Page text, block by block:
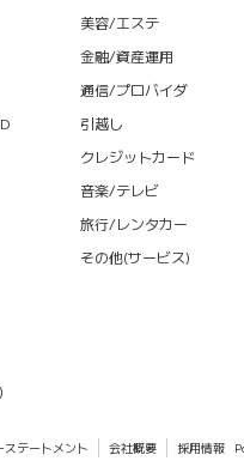
美容/エステ
金融/資産運用
通信/プロバイダ
引越し
クレジットカード
音楽/テレビ
旅行/レンタカー
その他(サービス)
ステートメント 会社概要 採用情報